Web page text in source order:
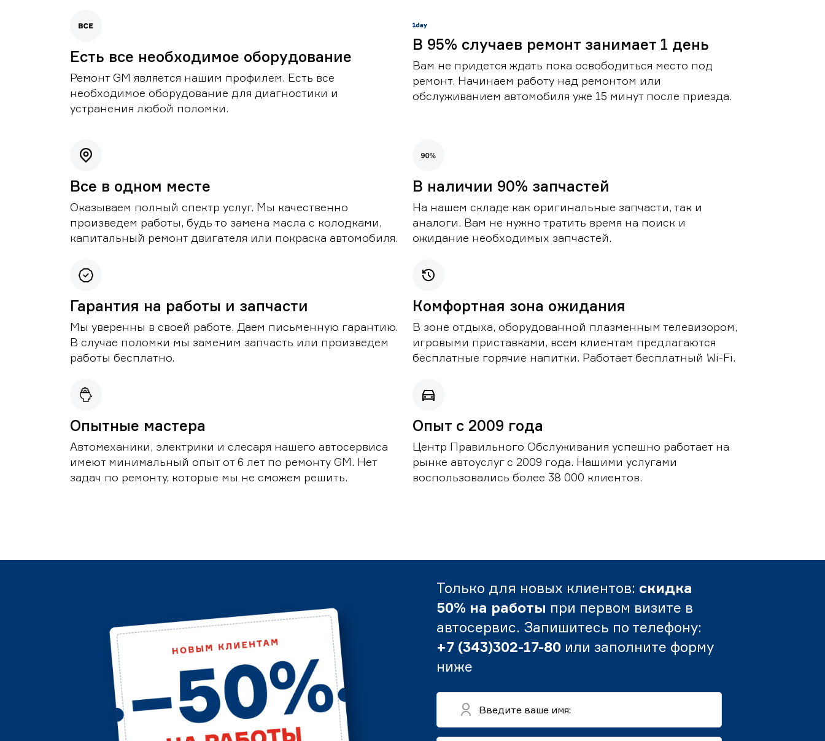
Есть все необходимое оборудование
Ремонт GM является нашим профилем. Есть все
необходимое оборудование для диагностики и
устранения любой поломки.
В 95% случаев ремонт занимает 1 день
Вам не придется ждать пока освободиться место под
ремонт. Начинаем работу над ремонтом или
обслуживанием автомобиля уже 15 минут после приезда.
Все в одном месте
Оказываем полный спектр услуг. Мы качественно
произведем работы, будь то замена масла с колодками,
капитальный ремонт двигателя или покраска автомобиля.
В наличии 90% запчастей
На нашем складе как оригинальные запчасти, так и
аналоги. Вам не нужно тратить время на поиск и
ожидание необходимых запчастей.
Гарантия на работы и запчасти
Мы уверенны в своей работе. Даем письменную гарантию.
В случае поломки мы заменим запчасть или произведем
работы бесплатно.
Комфортная зона ожидания
В зоне отдыха, оборудованной плазменным телевизором,
игровыми приставками, всем клиентам предлагаются
бесплатные горячие напитки. Работает бесплатный Wi-Fi.
Опытные мастера
Автомеханики, электрики и слесаря нашего автосервиса
имеют минимальный опыт от 6 лет по ремонту GM. Нет
задач по ремонту, которые мы не сможем решить.
Опыт с 2009 года
Центр Правильного Обслуживания успешно работает на
рынке автоуслуг с 2009 года. Нашими услугами
воспользовались более 38 000 клиентов.
Только для новых клиентов: скидка
50% на работы при первом визите в
автосервис. Запишитесь по телефону:
+7 (343)302-17-80 или заполните форму
ниже